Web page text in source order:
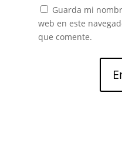
Guarda mi
web en este
que comente.